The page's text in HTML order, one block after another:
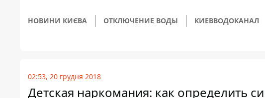
НОВИНИ КИЄВА ОТКЛЮЧЕНИЕ ВОДЫ КИЕВВОДОКАНАЛ
02:53, 20 грудня 2018
Детская наркомания: как определить